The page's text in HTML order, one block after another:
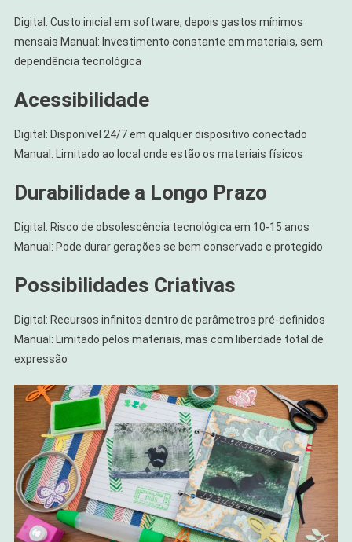
Digital: Custo inicial em software, depois gastos mínimos
mensais Manual: Investimento constante em materiais, sem
dependência tecnológica
Acessibilidade
Digital: Disponível 24/7 em qualquer dispositivo conectado
Manual: Limitado ao local onde estão os materiais físicos
Durabilidade a Longo Prazo
Digital: Risco de obsolescência tecnológica em 10-15 anos
Manual: Pode durar gerações se bem conservado e protegido
Possibilidades Criativas
Digital: Recursos infinitos dentro de parâmetros pré-definidos
Manual: Limitado pelos materiais, mas com liberdade total de
expressão